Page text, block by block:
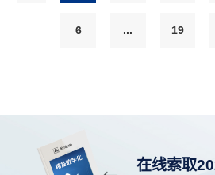
6 ... 19
在线索取